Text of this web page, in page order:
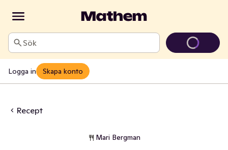
Sök
Logga in Skapa konto
Recept
Mari Bergman